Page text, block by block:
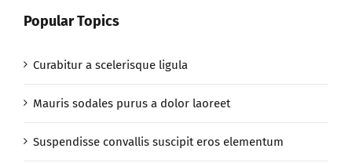
Popular Topics
Curabitur a scelerisque ligula
Mauris sodales purus a dolor laoreet
Suspendisse convallis suscipit eros elementum